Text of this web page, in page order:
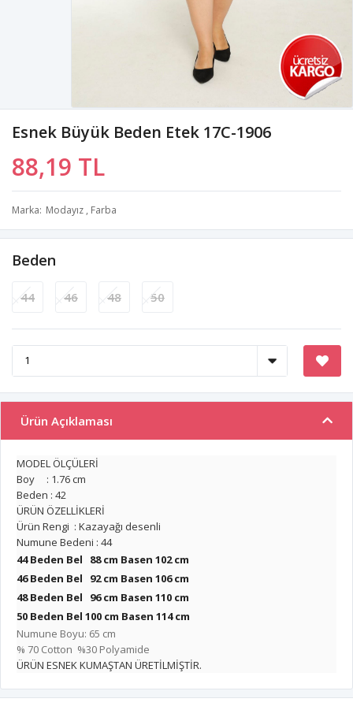
Esnek Büyük Beden Etek 17C-1906
88,19 TL
Marka Modayız , Farba
Beden
44 46 48 50
Ürün Açıklaması
MODEL ÖLÇÜLERİ
Boy : 1.76 cm
Beden : 42
ÜRÜN ÖZELLİKLERİ
Ürün Rengi : Kazayağı desenli
Numune Bedeni : 44
44 Beden Bel 88 cm Basen 102 cm
46 Beden Bel 92 cm Basen 106 cm
48 Beden Bel 96 cm Basen 110 cm
50 Beden Bel 100 cm Basen 114 cm
Numune Boyu: 65 cm
% 70 Cotton %30 Polyamide
ÜRÜN ESNEK KUMAŞTAN ÜRETİLMİŞTİR.